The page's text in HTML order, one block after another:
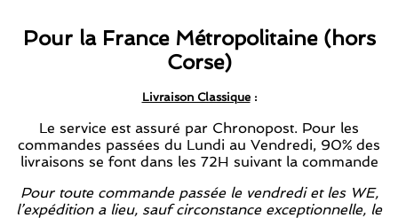
Pour la France Métropolitaine (hors
Corse)
Livraison Classique:
Le service est assuré par Chronopost. Pour les
commandes passées du Lundi au Vendredi, 90% des
livraisons se font dans les 72H suivant la commande
Pour toute commande passée le vendredi et les WE,
l’expédition a lieu, sauf circonstance exceptionnelle, le